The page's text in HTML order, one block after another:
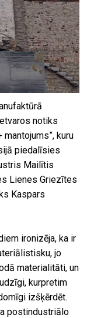
notiks
kuru
piedalīsies
Mailītis
Lienes Griezītes
Kaspars
ironizēja, ka ir
jo
materialitāti, un
kurpretim
izšķērdēt.
postindustriālo